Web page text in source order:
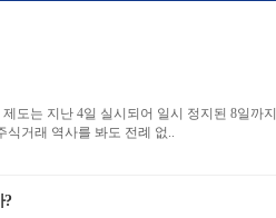
식거래 역사를 봐도 전례 없..
?